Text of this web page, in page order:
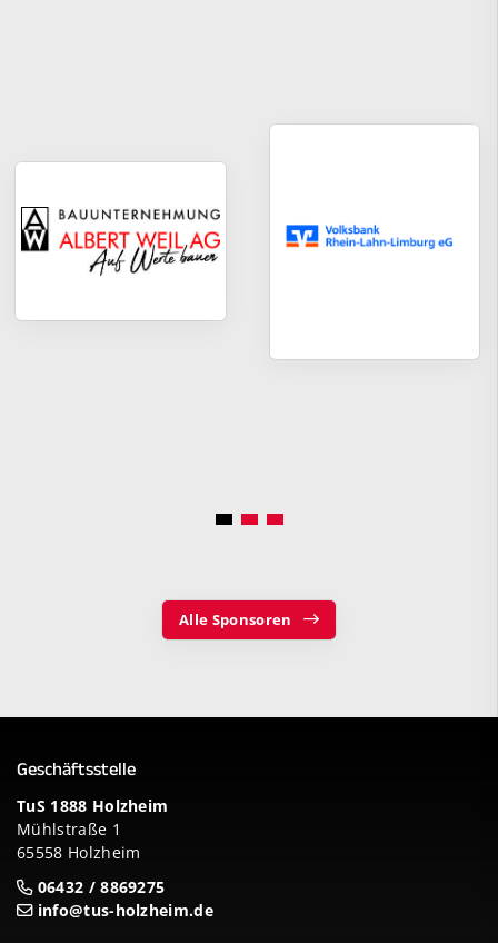
Alle Sponsoren
Geschäftsstelle
TuS 1888 Holzheim
Mühlstraße 1
65558 Holzheim
06432 / 8869275
info@tus-holzheim.de